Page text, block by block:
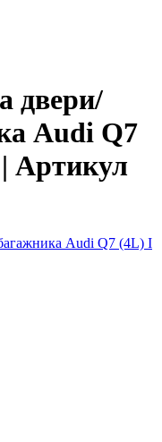
двери/
Audi Q7
Артикул